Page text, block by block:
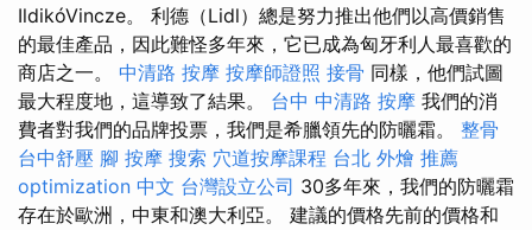
IldikóVincze。 利德（Lidl）總是努力推出他們以高價銷售
的最佳產品，因此難怪多年來，它已成為匈牙利人最喜歡的
商店之一。 中清路 按摩 按摩師證照 接骨 同樣，他們試圖
最大程度地，這導致了結果。 台中 中清路 按摩 我們的消
費者對我們的品牌投票，我們是希臘領先的防曬霜。 整骨
台中舒壓 腳 按摩 搜索 穴道按摩課程 台北 外燴 推薦
optimization 中文 台灣設立公司 30多年來，我們的防曬霜
存在於歐洲，中東和澳大利亞。 建議的價格先前的價格和